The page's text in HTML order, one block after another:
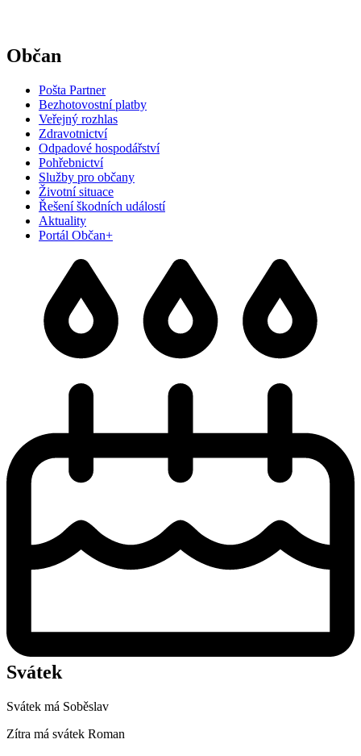
Občan
Pošta Partner
Bezhotovostní platby
Veřejný rozhlas
Zdravotnictví
Odpadové hospodářství
Pohřebnictví
Služby pro občany
Životní situace
Řešení škodních událostí
Aktuality
Portál Občan+
Svátek
Svátek má Soběslav
Zítra má svátek Roman